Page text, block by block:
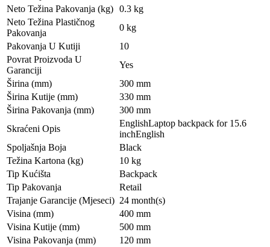
Neto Težina Pakovanja (kg) 0.3 kg
Neto Težina Plastičnog
Pakovanja
0 kg
Pakovanja U Kutiji
10
Povrat Proizvoda U
Garanciji
Yes
Širina (mm)
300 mm
Širina Kutije (mm)
330 mm
Širina Pakovanja (mm)
300 mm
Skraćeni Opis
EnglishLaptop backpack for 15.6
inchEnglish
Spoljašnja Boja
Black
Težina Kartona (kg)
10 kg
Tip Kućišta
Backpack
Tip Pakovanja
Retail
Trajanje Garancije (Mjeseci) 24 month(s)
Visina (mm)
400 mm
Visina Kutije (mm)
500 mm
Visina Pakovanja (mm)
120 mm